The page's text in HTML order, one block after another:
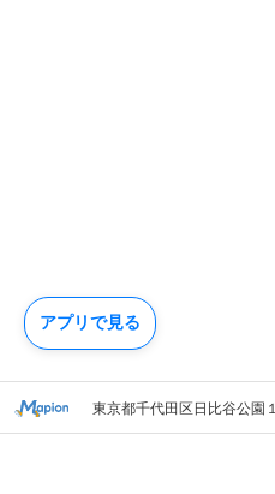
東京都千代田区日比谷公園１
アプリで見る